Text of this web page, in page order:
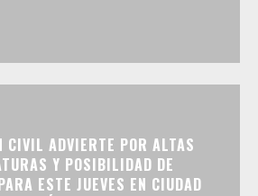
CIVIL ADVIERTE POR ALTAS
Y POSIBILIDAD DE
ESTE JUEVES EN CIUDAD